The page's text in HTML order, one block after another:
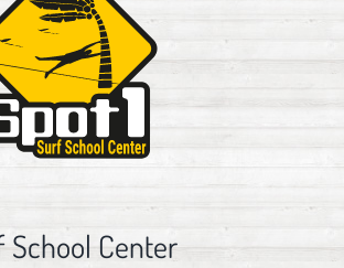
School Center